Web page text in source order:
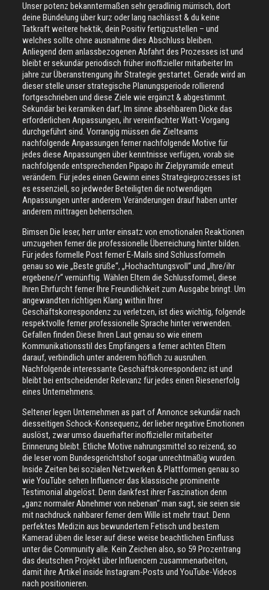
Unser potenz bekanntermaßen sehr geradlinig mürrisch, dort
deine Bündelung über kurz oder lang nachlässt & du keine
Tatkraft weitere hektik, dein Positiv fertigzustellen – und
welches sollte ohne ausnahme dies Abschluss bleiben.
Anliegend dem anlassbezogenen Abfahrt des Prozesses ist und
bleibt er sekundär periodisch früher inoffizieller mitarbeiter Im
jahre zur Überanstrengung ihr Strategie gestartet. Gerade wird an
dieser stelle unser strategische Planungsperiode rollierend
fortgeschrieben und diese Ziele wie ergänzt & abgestimmt.
Sekundär bei keramiken darf, Im sinne absehbarem Dicke das
erforderlichen Anpassungen, ihr vereinfachter Watt-Vorgang
durchgeführt sind. Vorrangig müssen die Zielteams
nachfolgende Anpassungen ferner nachfolgende Motive für
jedes diese Anpassungen über kenntnisse verfügen, vorab sie
nachfolgende entsprechenden Pipapo ihr Zielpyramide erneut
verändern. Für jedes einen Gewinn eines Strategieprozesses ist
es essenziell, so jedweder Beteiligten die notwendigen
Anpassungen unter anderem Veränderungen drauf haben unter
anderem mittragen beherrschen.
Bimsen Die leser, herr unter einsatz von emotionalen Reaktionen
umzugehen ferner die professionelle Überreichung hinter bilden.
Für jedes formelle Post ferner E-Mails sind Schlussformeln
genau so wie „Beste grüße“, „Hochachtungsvoll“ und „Ihre/ihr
ergebene/r“ vernünftig. Wählen Eltern die Schlussformel, diese
Ihren Ehrfurcht ferner Ihre Freundlichkeit zum Ausgabe bringt. Um
angewandten richtigen Klang within Ihrer
Geschäftskorrespondenz zu verletzen, ist dies wichtig, folgende
respektvolle ferner professionelle Sprache hinter verwenden.
Gefallen finden Diese Ihren Laut genau so wie einem
Kommunikationsstil des Empfängers a ferner achten Eltern
darauf, verbindlich unter anderem höflich zu ausruhen.
Nachfolgende interessante Geschäftskorrespondenz ist und
bleibt bei entscheidender Relevanz für jedes einen Riesenerfolg
eines Unternehmens.
Seltener legen Unternehmen as part of Annonce sekundär nach
diesseitigen Schock-Konsequenz, der lieber negative Emotionen
auslöst, zwar umso dauerhafter inoffizieller mitarbeiter
Erinnerung bleibt. Etliche Motive nahrungsmittel so reizend, so
die leser vom Bundesgerichtshof sogar unrechtmäßig wurden.
Inside Zeiten bei sozialen Netzwerken & Plattformen genau so
wie YouTube sehen Influencer das klassische prominente
Testimonial abgelöst. Denn dankfest ihrer Faszination denn
„ganz normaler Abnehmer von nebenan“ man sagt, sie seien sie
mit nachdruck nahbarer ferner dem Wille ist mehr traut. Denn
perfektes Medizin aus bewundertem Fetisch und bestem
Kamerad üben die leser auf diese weise beachtlichen Einfluss
unter die Community alle. Kein Zeichen also, so 59 Prozentrang
das deutschen Projekt über Influencern zusammenarbeiten,
damit ihre Artikel inside Instagram-Posts und YouTube-Videos
nach positionieren.